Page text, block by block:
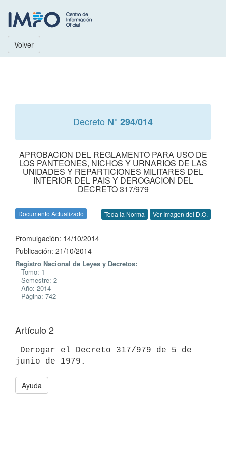
Volver
Decreto N° 294/014
APROBACION DEL REGLAMENTO PARA USO DE
LOS PANTEONES, NICHOS Y URNARIOS DE LAS
UNIDADES Y REPARTICIONES MILITARES DEL
INTERIOR DEL PAIS Y DEROGACION DEL
DECRETO 317/979
Documento Actualizado Toda la Norma Ver Imagen del D.O.
Promulgación: 14/10/2014
Publicación: 21/10/2014
Registro Nacional de Leyes y Decretos:
Tomo: 1
Semestre: 2
Año: 2014
Página: 742
Artículo 2
Ayuda